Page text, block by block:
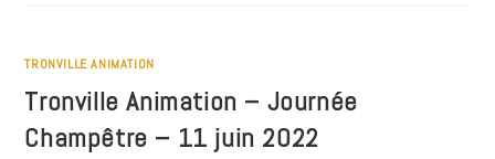
2022
TRONVILLE ANIMATION
Tronville Animation – Journée
Champêtre – 11 juin 2022